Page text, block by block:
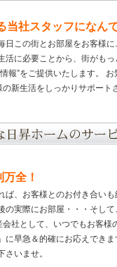
当社スタッフになん
日この街とお部屋をお客様
活に必要ことから、街がも
報”をご提供いたします。
新生活をしっかりサポート
全！
、お客様とのお付き合い
の実際にお部屋・・・そし
社として、いつでもお客
に早急＆的確にお応えできま
いませ。